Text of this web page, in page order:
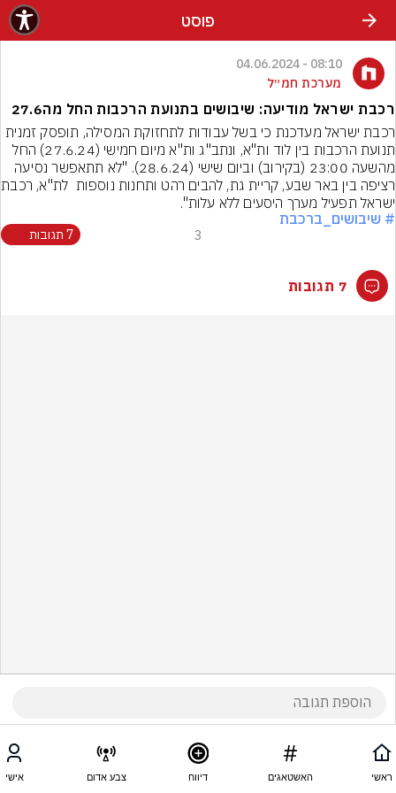
פוסט
08:10 - 04.06.2024
מערכת חמ״ל
רכבת ישראל מודיעה: שיבושים בתנועת הרכבות החל מה27.6
רכבת ישראל מעדכנת כי בשל עבודות לתחזוקת המסילה, תופסק זמנית
תנועת הרכבות בין לוד ות"א, ונתב"ג ות"א מיום חמישי (27.6.24) החל
רציפה בין באר
ישראל תפעיל מערך היסעים ללא עלות".
# שיבושים_ברכבת
3 7 תגובות
7 תגובות
ראשי האשטאגים דיווח צבע אדום אישי